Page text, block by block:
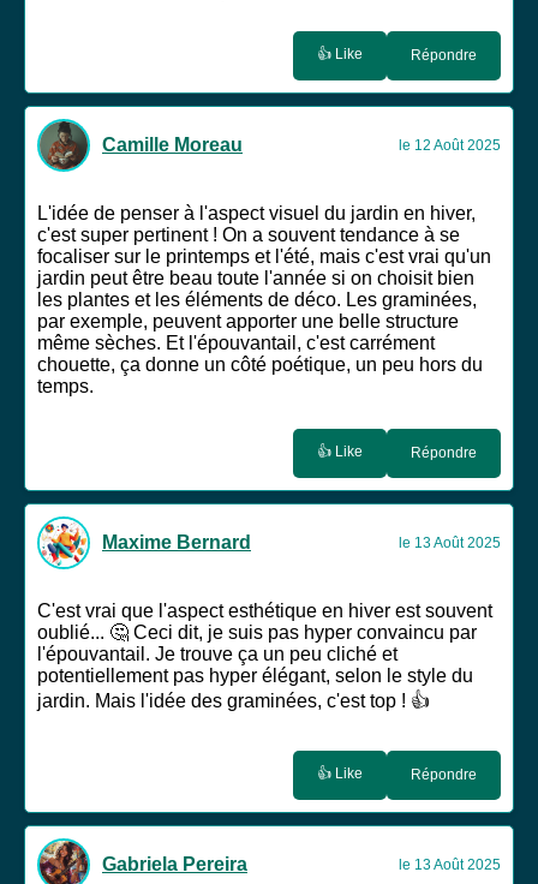
👍 Like Répondre
Camille Moreau le 12 Août 2025
L'idée de penser à l'aspect visuel du jardin en hiver,
c'est super pertinent ! On a souvent tendance à se
focaliser sur le printemps et l'été, mais c'est vrai qu'un
jardin peut être beau toute l'année si on choisit bien
les plantes et les éléments de déco. Les graminées,
par exemple, peuvent apporter une belle structure
même sèches. Et l'épouvantail, c'est carrément
chouette, ça donne un côté poétique, un peu hors du
temps.
👍 Like Répondre
Maxime Bernard le 13 Août 2025
C'est vrai que l'aspect esthétique en hiver est souvent
oublié... 🤔 Ceci dit, je suis pas hyper convaincu par
l'épouvantail. Je trouve ça un peu cliché et
potentiellement pas hyper élégant, selon le style du
jardin. Mais l'idée des graminées, c'est top ! 👍
👍 Like Répondre
Gabriela Pereira le 13 Août 2025